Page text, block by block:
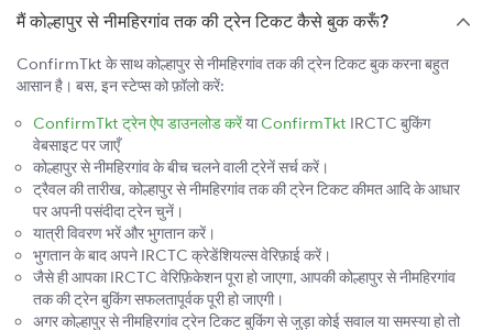
मैं कोल्हापुर से नीमहिरगांव तक की ट्रेन टिकट कैसे बुक करूँ?
ConfirmTkt के साथ कोल्हापुर से नीमहिरगांव तक की ट्रेन टिकट बुक करना बहुत
आसान है। बस, इन स्टेप्स को फ़ॉलो करें:
ConfirmTkt ट्रेन ऐप डाउनलोड करेंयाConfirmTkt IRCTC बुकिंग
वेबसाइट पर जाएँ
कोल्हापुर से नीमहिरगांव के बीच चलने वाली ट्रेनें सर्च करें।
ट्रैवल की तारीख, कोल्हापुर से नीमहिरगांव तक की ट्रेन टिकट कीमत आदि के आधार
पर अपनी पसंदीदा ट्रेन चुनें।
यात्री विवरण भरें और भुगतान करें।
भुगतान के बाद अपने IRCTC क्रेडेंशियल्स वेरिफ़ाई करें।
जैसे ही आपका IRCTC वेरिफ़िकेशन पूरा हो जाएगा, आपकी कोल्हापुर से नीमहिरगांव
तक की ट्रेन बुकिंग सफलतापूर्वक पूरी हो जाएगी।
अगर कोल्हापुर से नीमहिरगांव ट्रेन टिकट बुकिंग से जुड़ा कोई सवाल या समस्या हो तो